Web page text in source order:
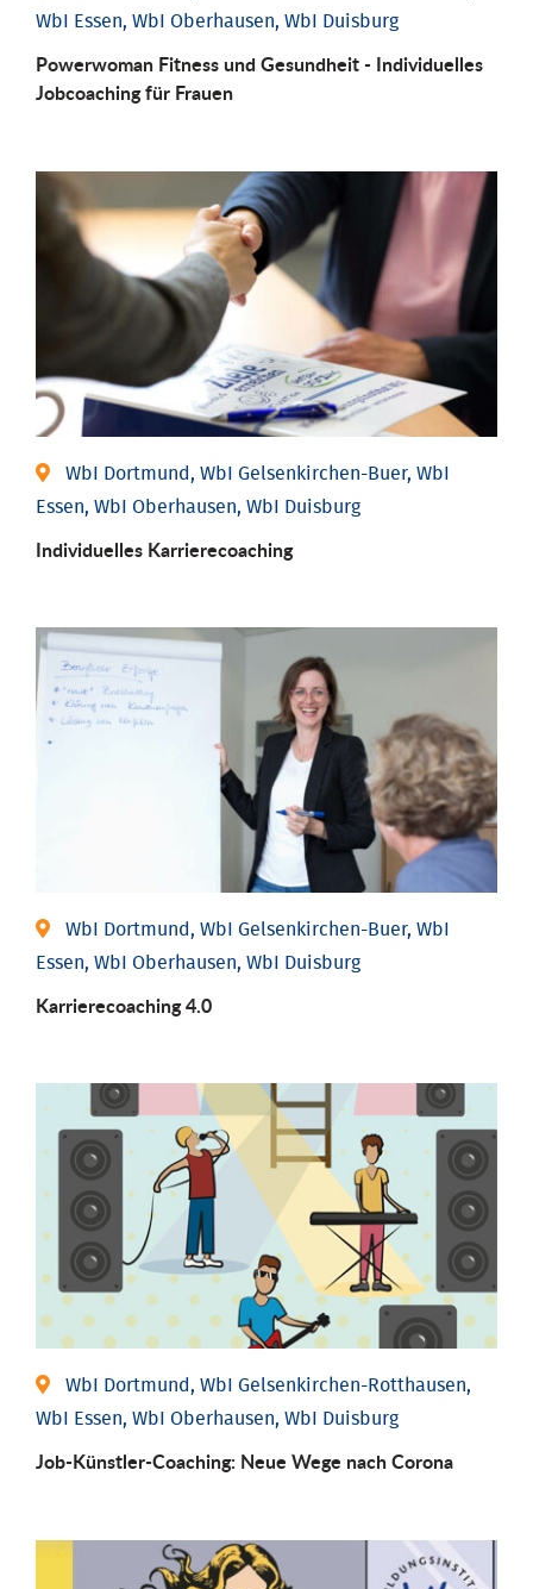
WbI Essen, WbI Oberhausen, WbI Duisburg
Powerwoman Fitness und Gesund­heit - Individu­elles
Job­coaching für Frauen
WbI Dortmund, WbI Gelsenkirchen-Buer, WbI
Essen, WbI Oberhausen, WbI Duisburg
Individu­elles Karrierecoaching
WbI Dortmund, WbI Gelsenkirchen-Buer, WbI
Essen, WbI Oberhausen, WbI Duisburg
Karriere­coaching 4.0
WbI Dortmund, WbI Gelsenkirchen-Rotthausen,
WbI Essen, WbI Oberhausen, WbI Duisburg
Job-Künstler-Coaching: Neue Wege nach Corona